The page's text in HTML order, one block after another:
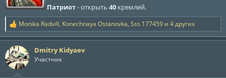
Патриот- открыть 40 кремлей.
Р
е
а
к
ц
и
Monika Radvill, Konechnaya Ostanovka, Sss 177459 и 4 других
Dmitry Kidyaev
Участник